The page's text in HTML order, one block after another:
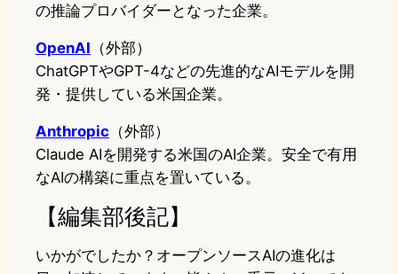
の推論プロバイダーとなった企業。
OpenAI （外部）
ChatGPTやGPT-4などの先進的なAIモデルを開
発・提供している米国企業。
Anthropic （外部）
Claude AIを開発する米国のAI企業。安全で有用
なAIの構築に重点を置いている。
【編集部後記】
いかがでしたか？オープンソースAIの進化は